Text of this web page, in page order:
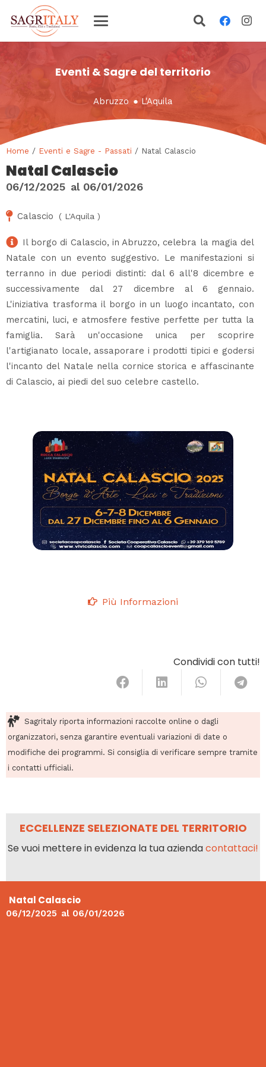
Eventi & Sagre del territorio
Abruzzo ● L'Aquila
Home / Eventi e Sagre - Passati / Natal Calascio
Natal Calascio
06/12/2025 al 06/01/2026
Calascio ( L'Aquila )
Il borgo di Calascio, in Abruzzo, celebra la magia del
Natale con un evento suggestivo. Le manifestazioni si
terranno in due periodi distinti: dal 6 all'8 dicembre e
successivamente dal 27 dicembre al 6 gennaio.
L'iniziativa trasforma il borgo in un luogo incantato, con
mercatini, luci, e atmosfere festive perfette per tutta la
famiglia. Sarà un'occasione unica per scoprire
l'artigianato locale, assaporare i prodotti tipici e godersi
l'incanto del Natale nella cornice storica e affascinante
di Calascio, ai piedi del suo celebre castello.
Più Informazioni
Condividi con tutti!
Sagritaly riporta informazioni raccolte online o dagli
organizzatori, senza garantire eventuali variazioni di date o
modifiche dei programmi. Si consiglia di verificare sempre tramite
i contatti ufficiali.
ECCELLENZE SELEZIONATE DEL TERRITORIO
Se vuoi mettere in evidenza la tua aziendacontattaci!
Natal Calascio
06/12/2025 al 06/01/2026